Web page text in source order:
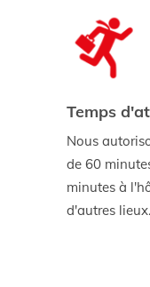
Temps
Nous
de 60
minutes à
d'autres lieux.